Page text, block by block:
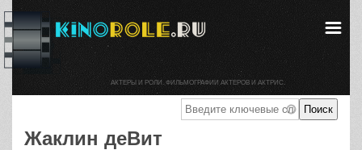
Жаклин деВит
АКТЕРЫ И РОЛИ. ФИЛЬМОГРАФИИ АКТЕРОВ И АКТРИС.